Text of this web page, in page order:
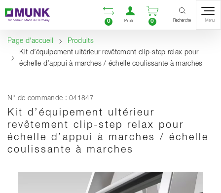
Contenu
Sommaire
Navigation Ouvrir la liste
0
Ouvrir un compte
Profil
Ouvrir le
0 Recherche Menu
Page d'accueil
Produits
Kit d’équipement ultérieur revêtement clip-step relax pour
échelle d’appui à marches / échelle coulissante à marches
N° de commande : 041847
Kit d’équipement ultérieur
revêtement clip-step relax pour
échelle d’appui à marches / échelle
coulissante à marches